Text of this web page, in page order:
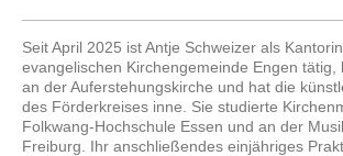
Seit April 2025 ist Antje Schweizer als
evangelischen Kirchengemeinde Engen tätig,
an der Auferstehungskirche und hat die
des Förderkreises inne. Sie studierte
Folkwang-Hochschule Essen und an der
Freiburg. Ihr anschließendes einjähriges